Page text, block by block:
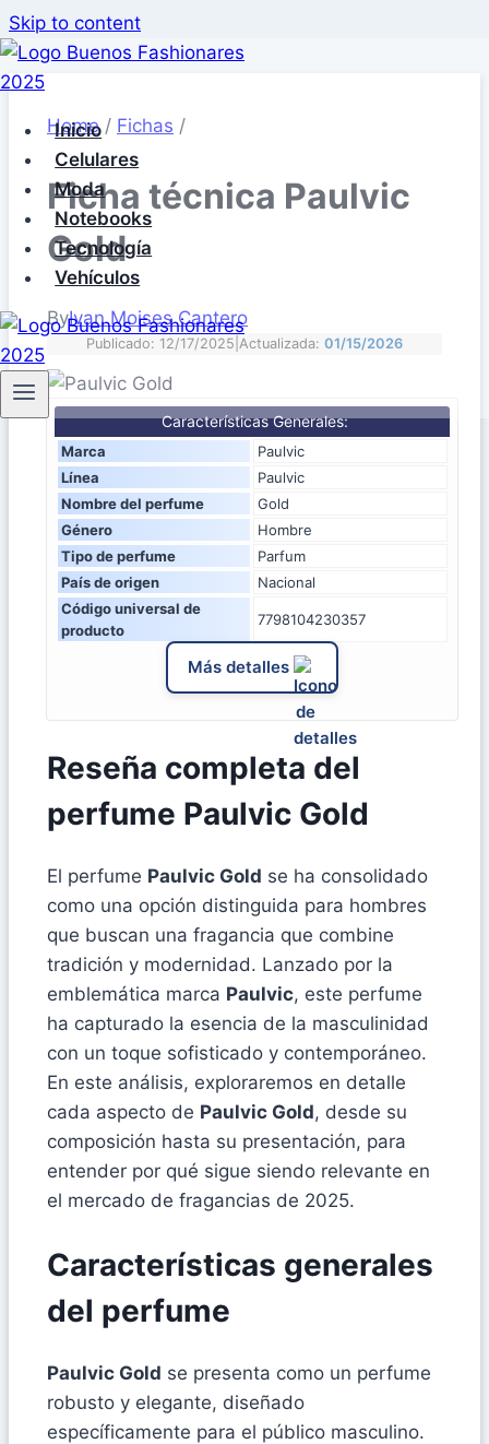
Skip to content
Inicio
Celulares
Moda
Notebooks
Tecnología
Vehículos
Home / Fichas /
Ficha técnica Paulvic
Gold
ByIvan Moises Cantero
Publicado: 12/17/2025 Actualizada: 01/15/2026
Características Generales:
Marca
Paulvic
Línea
Paulvic
Nombre del perfume
Gold
Género
Hombre
Tipo de perfume
Parfum
País de origen
Nacional
Código universal de
producto
7798104230357
Más detalles
Reseña completa del
perfume Paulvic Gold
El perfume Paulvic Gold se ha consolidado
como una opción distinguida para hombres
que buscan una fragancia que combine
tradición y modernidad. Lanzado por la
emblemática marca Paulvic, este perfume
ha capturado la esencia de la masculinidad
con un toque sofisticado y contemporáneo.
En este análisis, exploraremos en detalle
cada aspecto de Paulvic Gold, desde su
composición hasta su presentación, para
entender por qué sigue siendo relevante en
el mercado de fragancias de 2025.
Características generales
del perfume
Paulvic Gold se presenta como un perfume
robusto y elegante, diseñado
específicamente para el público masculino.